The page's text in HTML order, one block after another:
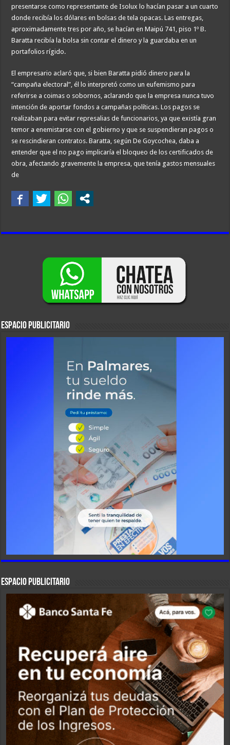
presentarse como representante de Isolux lo hacían pasar a un cuarto
donde recibía los dólares en bolsas de tela opacas. Las entregas,
aproximadamente tres por año, se hacían en Maipú 741, piso 1º B.
Baratta recibía la bolsa sin contar el dinero y la guardaba en un
portafolios rígido.
El empresario aclaró que, si bien Baratta pidió dinero para la
“campaña electoral”, él lo interpretó como un eufemismo para
referirse a coimas o sobornos, aclarando que la empresa nunca tuvo
intención de aportar fondos a campañas políticas. Los pagos se
realizaban para evitar represalias de funcionarios, ya que existía gran
temor a enemistarse con el gobierno y que se suspendieran pagos o
se rescindieran contratos. Baratta, según De Goycochea, daba a
entender que el no pago implicaría el bloqueo de los certificados de
obra, afectando gravemente la empresa, que tenía gastos mensuales
de
ESPACIO PUBLICITARIO
ESPACIO PUBLICITARIO